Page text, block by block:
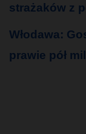
strażaków z
Włodawa:
prawie pół